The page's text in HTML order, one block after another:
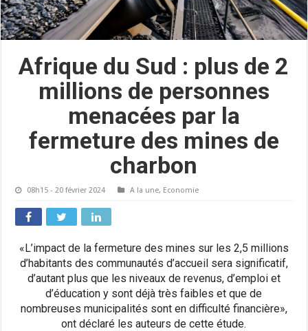
Afrique du Sud : plus de 2
millions de personnes
menacées par la
fermeture des mines de
charbon
08h15 - 20 février 2024 A la une, Economie
«L’impact de la fermeture des mines sur les 2,5 millions
d’habitants des communautés d’accueil sera significatif,
d’autant plus que les niveaux de revenus, d’emploi et
d’éducation y sont déjà très faibles et que de
nombreuses municipalités sont en difficulté financière»,
ont déclaré les auteurs de cette étude.